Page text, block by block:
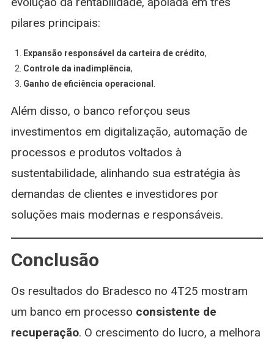
pilares principais:
Expansão responsável da carteira de crédito,
Controle da inadimplência,
Ganho de eficiência operacional
Além disso, o banco reforçou seus
investimentos em digitalização, automação de
processos e produtos voltados à
sustentabilidade, alinhando sua estratégia às
demandas de clientes e investidores por
soluções mais modernas e responsáveis.
Conclusão
Os resultados do Bradesco no 4T25 mostram
um banco em processo consistente de
recuperação. O crescimento do lucro, a melhora